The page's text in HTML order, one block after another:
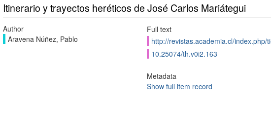
Itinerario y trayectos heréticos de José Carlos Mariátegui
Author
Aravena Núñez, Pablo
Full text
http://revistas.academia.cl/index.php/
10.25074/th.v0i2.163
Metadata
Show full item record